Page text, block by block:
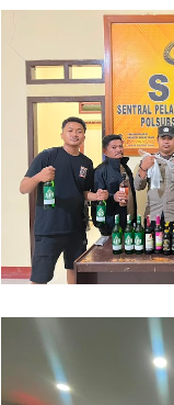
Polsubsektor
Botol Miras Ilegal